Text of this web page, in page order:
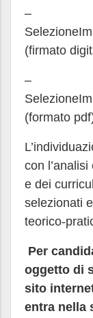
–
(firmato
–
(formato
con
e dei
selezionati
teorico-
Per
oggetto di
sito
entra nella